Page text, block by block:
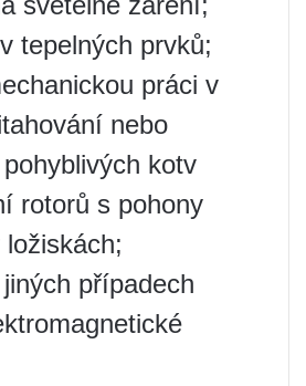
tepelných prvků;
práci v
nebo
kotv
rotorů s pohony
případech